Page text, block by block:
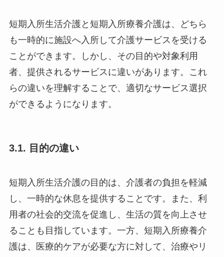
短期入所生活介護と短期入所療養介護は、どちら
も一時的に施設へ入所して介護サービスを受ける
ことができます。しかし、その目的や対象利用
者、提供されるサービスに違いがあります。これ
らの違いを理解することで、適切なサービス選択
ができるようになります。
3.1. 目的の違い
短期入所生活介護の目的は、介護者の負担を軽減
し、一時的な休息を提供することです。また、利
用者の社会的交流を促進し、生活の質を向上させ
ることも目指しています。一方、短期入所療養介
護は、医療的ケアが必要な方に対して、治療やリ